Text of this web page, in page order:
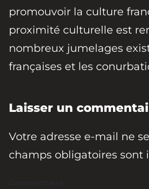
promouvoir la culture
proximité culturelle est
nombreux jumelages
françaises et les
Laisser un
Votre adresse e-mail ne
champs obligatoires sont